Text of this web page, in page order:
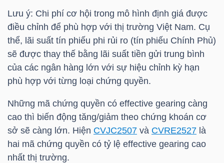
Lưu ý: Chi phí cơ hội trong mô hình định giá được
điều chỉnh để phù hợp với thị trường Việt Nam. Cụ
thể, lãi suất tín phiếu phi rủi ro (tín phiếu Chính Phủ)
sẽ được thay thế bằng lãi suất tiền gửi trung bình
của các ngân hàng lớn với sự hiệu chỉnh kỳ hạn
phù hợp với từng loại chứng quyền.
Những mã chứng quyền có effective gearing càng
cao thì biến động tăng/giảm theo chứng khoán cơ
sở sẽ càng lớn. Hiện CVJC2507 và CVRE2527 là
hai mã chứng quyền có tỷ lệ effective gearing cao
nhất thị trường.
Công
cụ
tư